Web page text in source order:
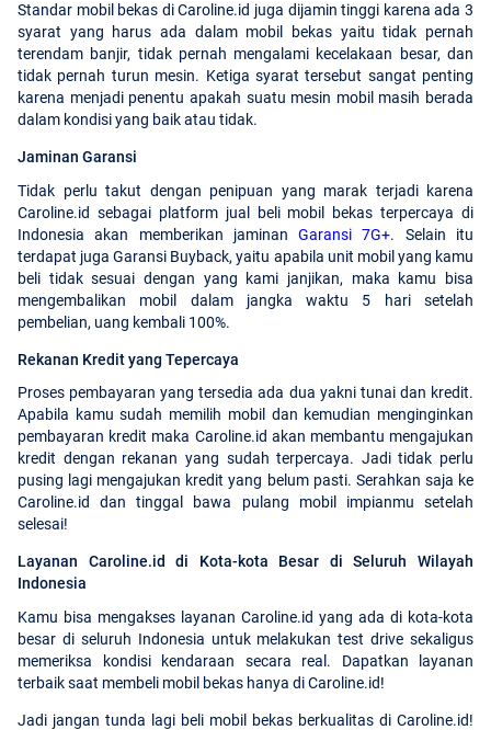
Standar mobil bekas di Caroline.id juga dijamin tinggi karena ada 3
syarat yang harus ada dalam mobil bekas yaitu tidak pernah
terendam banjir, tidak pernah mengalami kecelakaan besar, dan
tidak pernah turun mesin. Ketiga syarat tersebut sangat penting
karena menjadi penentu apakah suatu mesin mobil masih berada
dalam kondisi yang baik atau tidak.
Jaminan Garansi
Tidak perlu takut dengan penipuan yang marak terjadi karena
Caroline.id sebagai platform jual beli mobil bekas terpercaya di
Indonesia akan memberikan jaminanGaransi 7G+. Selain itu
terdapat juga Garansi Buyback, yaitu apabila unit mobil yang kamu
beli tidak sesuai dengan yang kami janjikan, maka kamu bisa
mengembalikan mobil dalam jangka waktu 5 hari setelah
pembelian, uang kembali 100%.
Rekanan Kredit yang Tepercaya
Proses pembayaran yang tersedia ada dua yakni tunai dan kredit.
Apabila kamu sudah memilih mobil dan kemudian menginginkan
pembayaran kredit maka Caroline.id akan membantu mengajukan
kredit dengan rekanan yang sudah terpercaya. Jadi tidak perlu
pusing lagi mengajukan kredit yang belum pasti. Serahkan saja ke
Caroline.id dan tinggal bawa pulang mobil impianmu setelah
selesai!
Layanan Caroline.id di Kota-kota Besar di Seluruh Wilayah
Indonesia
Kamu bisa mengakses layanan Caroline.id yang ada di kota-kota
besar di seluruh Indonesia untuk melakukan test drive sekaligus
memeriksa kondisi kendaraan secara real. Dapatkan layanan
terbaik saat membeli mobil bekas hanya di Caroline.id!
Jadi jangan tunda lagi beli mobil bekas berkualitas di Caroline.id!